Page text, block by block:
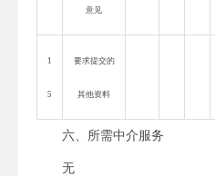
意见
1
5
要求提交的
其他资料
六、所需中介服务
无